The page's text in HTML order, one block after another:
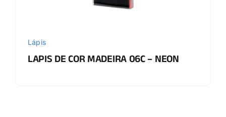
Lápis
LAPIS DE COR MADEIRA 06C – NEON